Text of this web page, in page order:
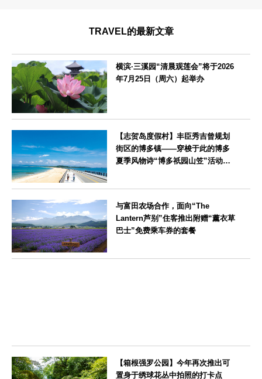
TRAVEL的最新文章
横滨·三溪园“清晨观莲会”将于2026
年7月25日（周六）起举办
【志贺岛度假村】丰臣秀吉曾规划
街区的博多镇——穿梭于此的博多
夏季风物诗“博多祇园山笠”活动期
与富田农场合作，面向“The
Lantern芦别”住客推出附赠“薰衣草
巴士”免费乘车券的套餐
【箱根强罗公园】今年再次推出可
置身于绣球花丛中拍照的打卡点